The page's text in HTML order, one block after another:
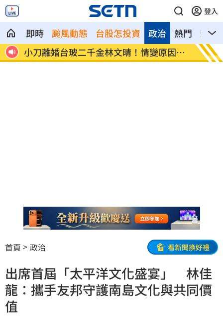
登入
即時 颱風動態 台股怎投資 熱門 影音
政治
小刀離婚台玻二千金林文晴！情變原因曝
光
新／
曝
首頁 政治 看新聞換好禮
出席首屆「太平洋文化盛宴」 林佳
龍：攜手友邦守護南島文化與共同價
值